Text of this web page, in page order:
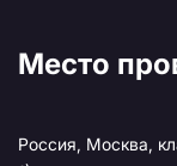
Место
Россия, Москва,